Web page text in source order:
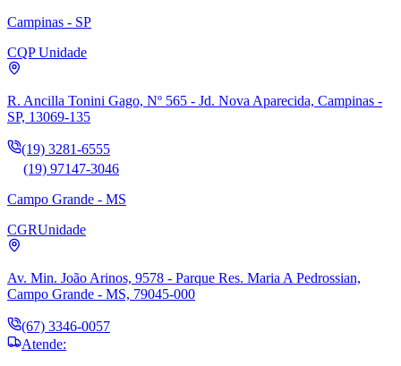
Campinas - SP
CQPUnidade
R. Ancilla Tonini Gago, Nº 565 - Jd. Nova Aparecida, Campinas -
SP, 13069-135
(19) 3281-6555
(19) 97147-3046
Campo Grande - MS
CGRUnidade
Av. Min. João Arinos, 9578 - Parque Res. Maria A Pedrossian,
Campo Grande - MS, 79045-000
(67) 3346-0057
Atende: